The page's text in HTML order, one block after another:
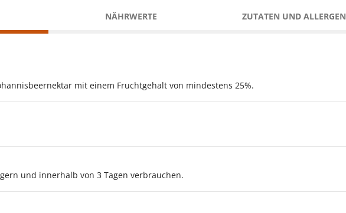
NÄHRWERTE ZUTATEN UND
mit einem Fruchtgehalt von mindestens 25%.
und innerhalb von 3 Tagen verbrauchen.